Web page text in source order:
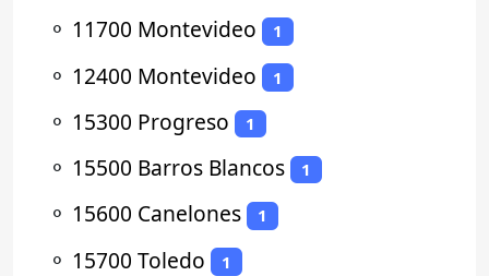
⚬ 11700 Montevideo 1
⚬ 12400 Montevideo 1
⚬ 15300 Progreso 1
⚬ 15500 Barros Blancos 1
⚬ 15600 Canelones 1
⚬ 15700 Toledo 1